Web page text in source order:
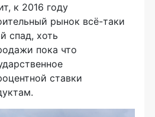
к 2016 году
рынок всё-таки
спад, хоть
пока что
ставки